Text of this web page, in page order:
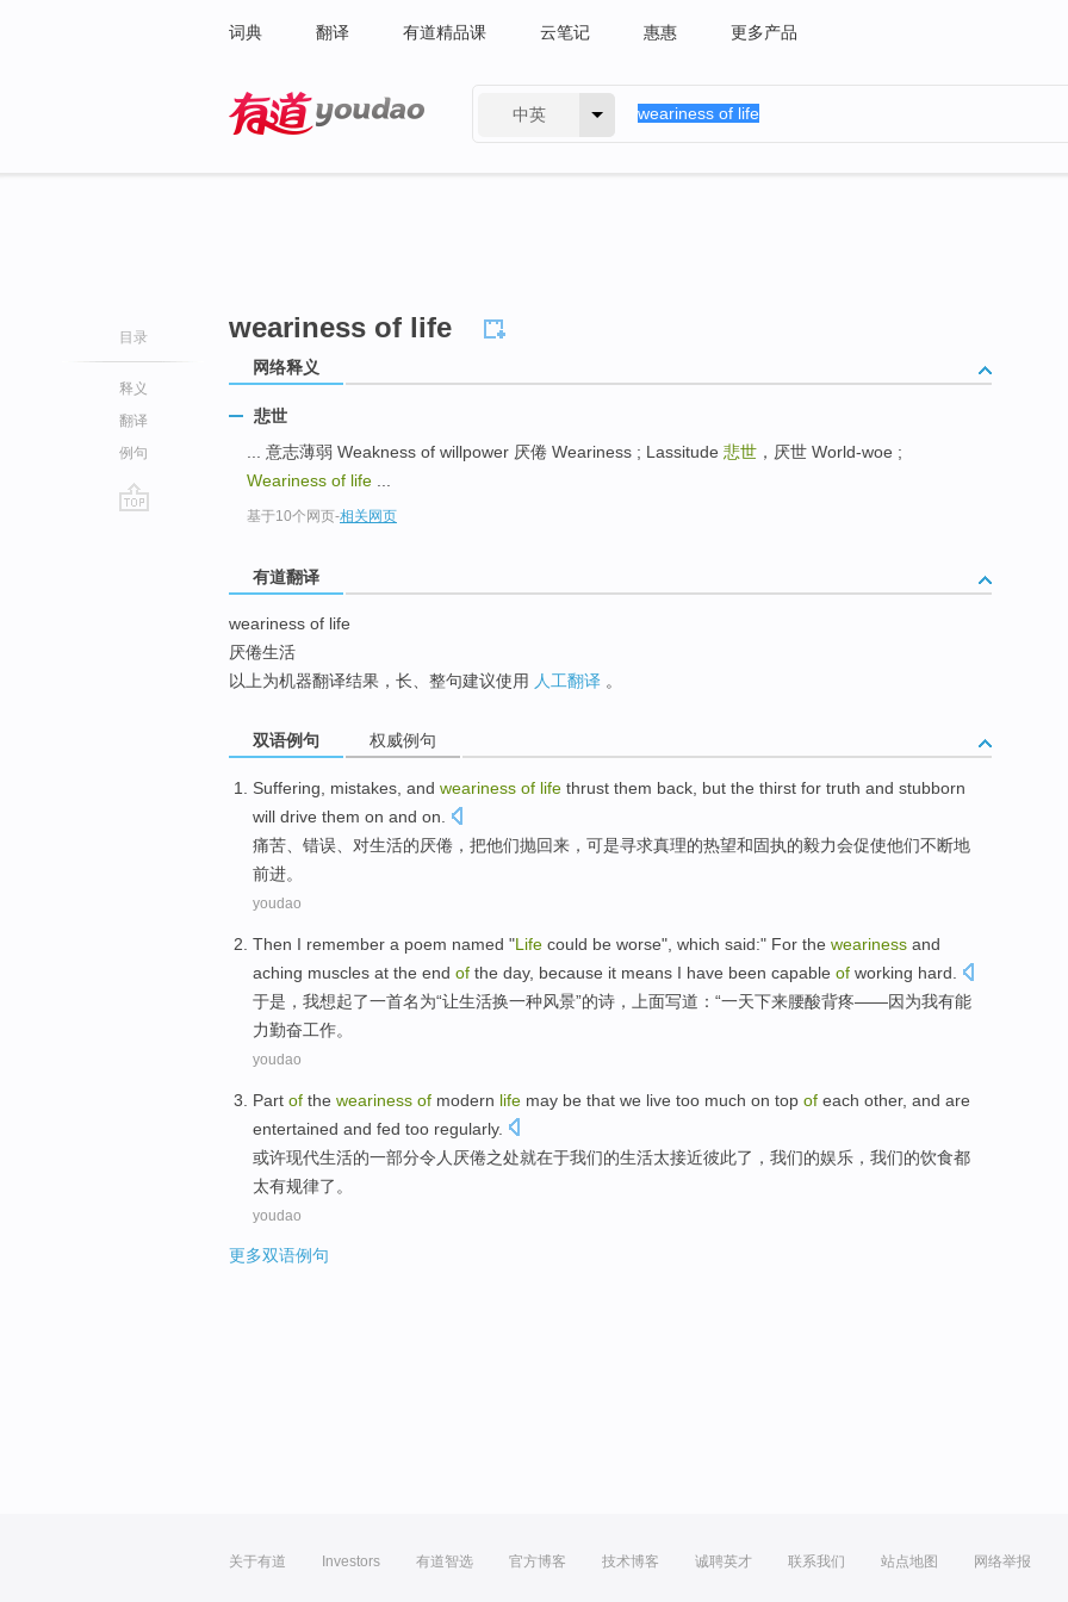
词典 翻译 有道精品课 云笔记 惠惠 更多产品
中英
目录
释义
翻译
例句
weariness of life
网络释义
悲世
... 意志薄弱 Weakness of willpower 厌倦 Weariness ; Lassitude 悲世 ，厌世 World-woe ;
Weariness of life
基于10个网页-相关网页
有道翻译
weariness of life
厌倦生活
以上为机器翻译结果，长、整句建议使用 人工翻译 。
双语例句 权威例句
Suffering mistakes , and weariness of life thrust them back but the thirst for truth and stubborn
will drive them on and on.
痛苦
错误 、对生活的厌倦 ，把他们抛回来 ， 可是寻求真理的热望和固执的毅力会促使他们不断地
前进。
youdao
Then I remember a poem named "Life could be worse", which said:" For the weariness and
aching muscles at the end of the day, because it means I have been capable of working hard
于是 ， 我想起了一首名为“让生活换一种风景”的诗 ，上面写道：“一天下来腰酸背疼——因为我有能
力勤奋工作。
youdao
Part of the weariness of modern life may be that we live too much on top of each other, and are
entertained and fed too regularly.
或许现代生活的一部分令人厌倦之处就在于我们的生活太接近彼此了，我们的娱乐 ，我们的饮食都
太有规律了。
youdao
更多双语例句
关于有道 Investors 有道智选 官方博客 技术博客 诚聘英才 联系我们 站点地图 网络举报